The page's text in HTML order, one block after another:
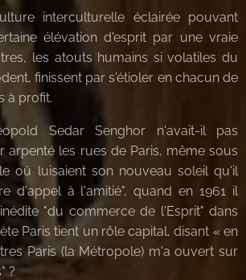
interculturelle éclairée pouvant
élévation d'esprit par une vraie
les atouts humains si volatiles du
finissent par s'étioler en chacun de
à profit.
Sedar Senghor n'avait-il pas
arpenté les rues de Paris, même sous
où luisaient son nouveau soleil qu'il
d'appel à l'amitié", quand en 1961 il
"du commerce de l'Esprit" dans
Paris tient un rôle capital, disant « en
Paris (la Métropole) m'a ouvert sur
?